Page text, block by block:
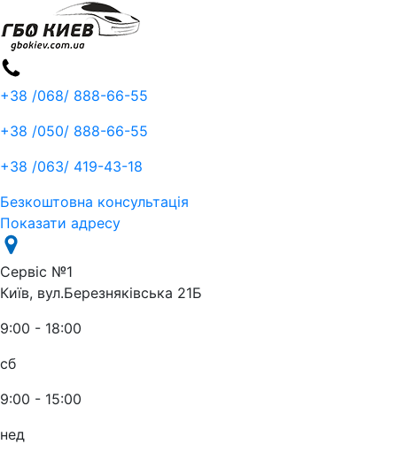
+38 /068/ 888-66-55
+38 /050/ 888-66-55
+38 /063/ 419-43-18
Безкоштовна консультація
Показати адресу
Сервіс №1
Київ, вул.Березняківська 21Б
9:00 - 18:00
сб
9:00 - 15:00
нед